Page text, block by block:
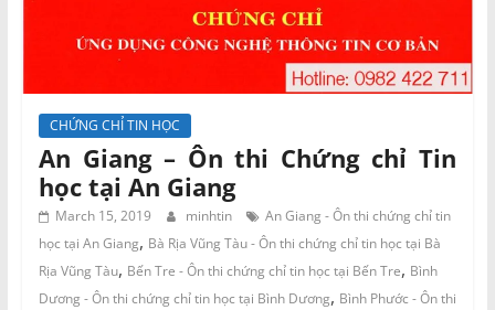
CHỨNG CHỈ TIN HỌC
An Giang – Ôn thi Chứng chỉ Tin
học tại An Giang
March 15, 2019 minhtin
An Giang - Ôn thi chứng chỉ tin
học tại An Giang, Bà Rịa Vũng Tàu - Ôn thi chứng chỉ tin học tại Bà
Rịa Vũng Tàu, Bến Tre - Ôn thi chứng chỉ tin học tại Bến Tre, Bình
Dương - Ôn thi chứng chỉ tin học tại Bình Dương, Bình Phước - Ôn thi